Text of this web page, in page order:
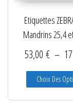
Etiquettes
Mandrins 25,4
53,00€ –
Choix Des